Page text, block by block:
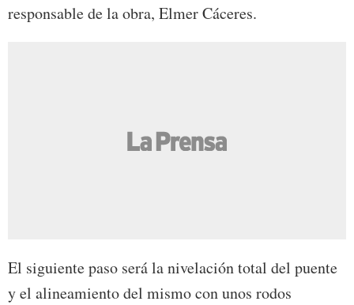
responsable de la obra, Elmer Cáceres.
El siguiente paso será la nivelación total del puente
y el alineamiento del mismo con unos rodos